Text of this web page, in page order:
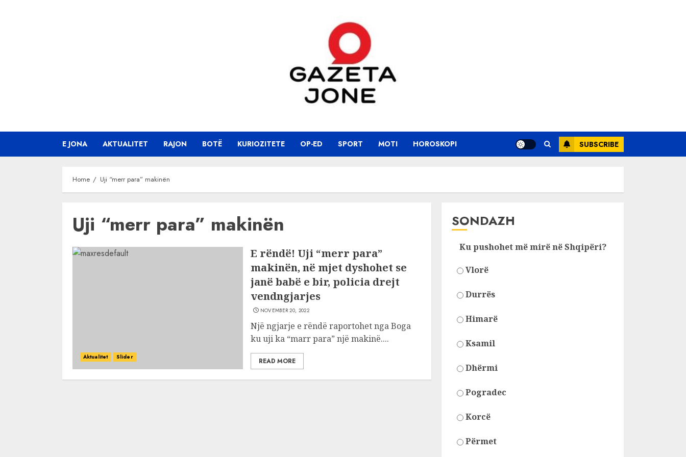
E JONA AKTUALITET RAJON BOTË KURIOZITETE OP-ED SPORT MOTI HOROSKOPI SUBSCRIBE
Home Uji “merr para” makinën
Uji “merr para” makinën
Aktualitet Slider
E rëndë! Uji “merr para”
makinën, në mjet dyshohet se
janë babë e bir, policia drejt
vendngjarjes
NOVEMBER 20, 2022
Një ngjarje e rëndë raportohet nga Boga
ku uji ka “marr para” një makinë....
READ MORE
SONDAZH
Ku pushohet më mirë në Shqipëri?
Vlorë
Durrës
Himarë
Ksamil
Dhërmi
Pogradec
Korcë
Përmet